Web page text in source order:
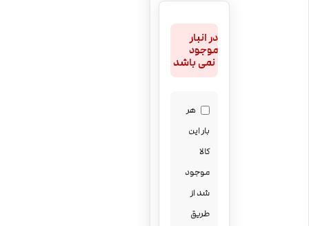
در انبار
موجود
نمی باشد
هر
بار این
کالا
موجود
شد از
طریق